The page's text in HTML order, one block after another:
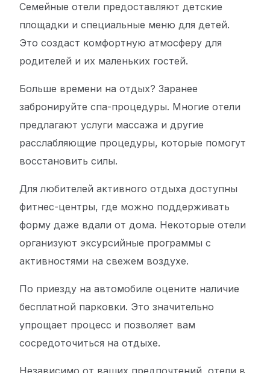
Семейные отели предоставляют детские
площадки и специальные меню для детей.
Это создаст комфортную атмосферу для
родителей и их маленьких гостей.
Больше времени на отдых? Заранее
забронируйте спа-процедуры. Многие отели
предлагают услуги массажа и другие
расслабляющие процедуры, которые помогут
восстановить силы.
Для любителей активного отдыха доступны
фитнес-центры, где можно поддерживать
форму даже вдали от дома. Некоторые отели
организуют эксурсийные программы с
активностями на свежем воздухе.
По приезду на автомобиле оцените наличие
бесплатной парковки. Это значительно
упрощает процесс и позволяет вам
сосредоточиться на отдыхе.